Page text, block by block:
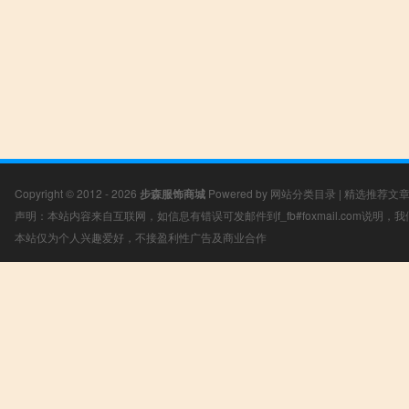
Copyright © 2012 - 2026 步森服饰商城 Powered by 网站分类目录 | 精选推荐文章
声明：本站内容来自互联网，如信息有错误可发邮件到f_fb#foxmail.com说明，
本站仅为个人兴趣爱好，不接盈利性广告及商业合作